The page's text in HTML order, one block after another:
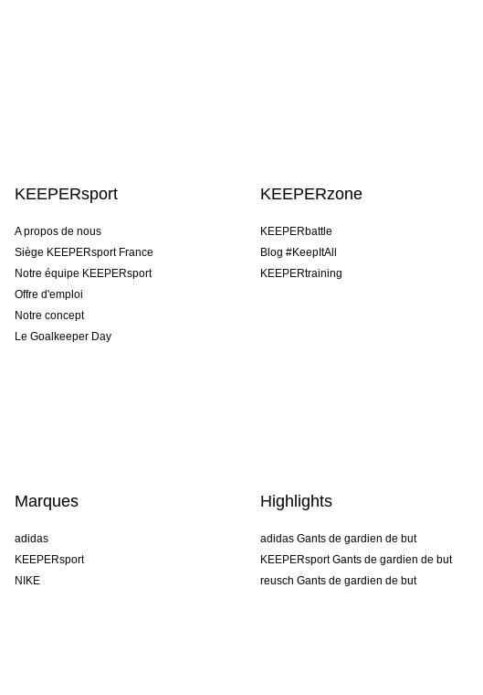
KEEPERsport
A propos de nous
Siège KEEPERsport France
Notre équipe KEEPERsport
Offre d'emploi
Notre concept
Le Goalkeeper Day
KEEPERzone
KEEPERbattle
Blog #KeepItAll
KEEPERtraining
Marques
adidas
KEEPERsport
NIKE
Highlights
adidas Gants de gardien de but
KEEPERsport Gants de gardien de but
reusch Gants de gardien de but